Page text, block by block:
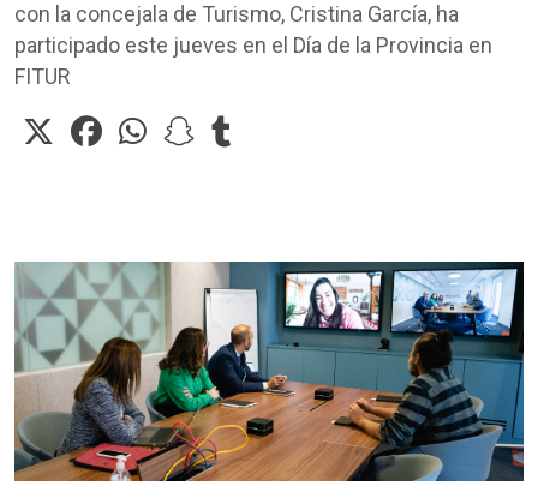
con la concejala de Turismo, Cristina García, ha
participado este jueves en el Día de la Provincia en
FITUR